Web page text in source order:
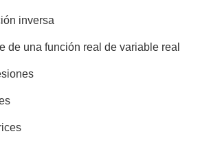
inversa
de una función real de variable real